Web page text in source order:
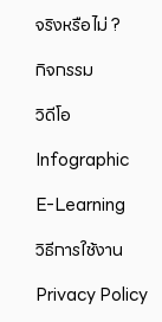
จริงหรือไม่ ?
กิจกรรม
วิดีโอ
Infographic
E-Learning
วิธีการใช้งาน
Privacy Policy